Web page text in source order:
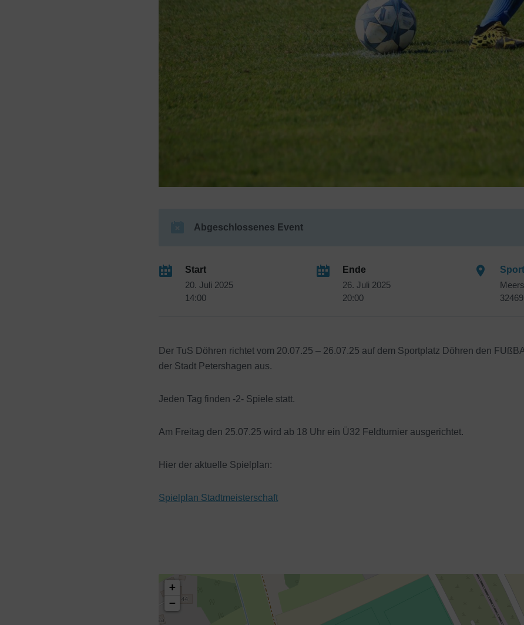
Abgeschlossenes Event
Start
20. Juli 2025
14:00
Ende
26. Juli 2025
20:00
Der TuS Döhren richtet vom 20.07.25 – 26.07.25 auf dem Sportplatz Döhren den
der Stadt Petershagen aus.
Jeden Tag finden -2- Spiele statt.
Am Freitag den 25.07.25 wird ab 18 Uhr ein Ü32 Feldturnier ausgerichtet.
Hier der aktuelle Spielplan:
Spielplan Stadtmeisterschaft
+
−